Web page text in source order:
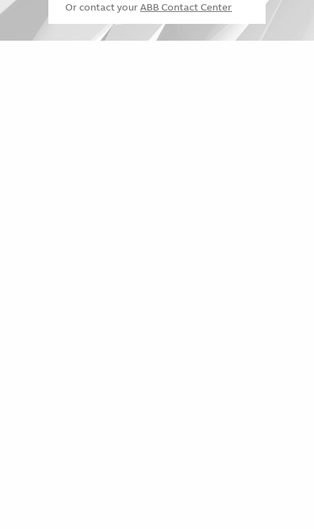
Or contact your ABB Contact Center